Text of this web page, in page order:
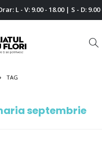
L - V: 9.00 - 18.00 | S - D: 9.00
TAG
septembrie